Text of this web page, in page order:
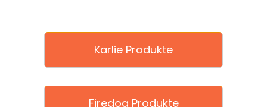
Karlie Produkte
Firedog Produkte